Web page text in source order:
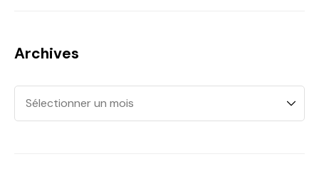
Archives